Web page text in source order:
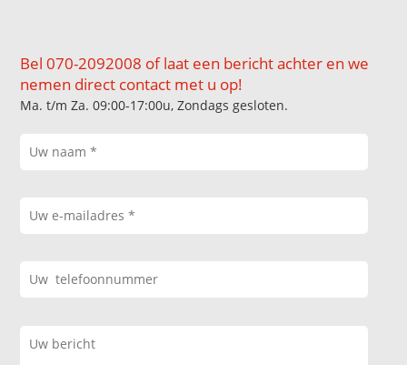
Bel 070-2092008 of laat een bericht achter en we
nemen direct contact met u op!
Ma. t/m Za. 09:00-17:00u, Zondags gesloten.